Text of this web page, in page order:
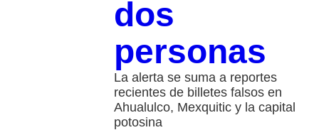
dos
personas
La alerta se suma a reportes
recientes de billetes falsos en
Ahualulco, Mexquitic y la capital
potosina